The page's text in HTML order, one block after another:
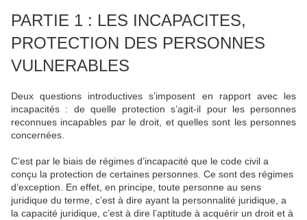
PARTIE 1 : LES INCAPACITES,
PROTECTION DES PERSONNES
VULNERABLES
Deux questions introductives s’imposent en rapport avec les
incapacités : de quelle protection s’agit-il pour les personnes
reconnues incapables par le droit, et quelles sont les personnes
concernées.
C’est par le biais de régimes d’incapacité que le code civil a
conçu la protection de certaines personnes. Ce sont des régimes
d’exception. En effet, en principe, toute personne au sens
juridique du terme, c’est à dire ayant la personnalité juridique, a
la capacité juridique, c’est à dire l’aptitude à acquérir un droit et à